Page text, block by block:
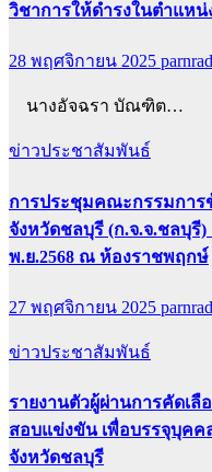
วิชาการให้ดำรงในตำแห
28 พฤศจิกายน 2025
นางอัจฉรา บัณฑิต…
ข่าวประชาสัมพันธ์
การประชุมคณะกรรมการ
จังหวัดชลบุรี (ก.จ.จ.ชลบุรี)
พ.ย.2568 ณ ห้องราชพฤกษ์
27 พฤศจิกายน 2025
ข่าวประชาสัมพันธ์
รายงานตัวผู้ผ่านการคัดเ
สอบแข่งขัน เพื่อบรรจุบุคค
จังหวัดชลบุรี